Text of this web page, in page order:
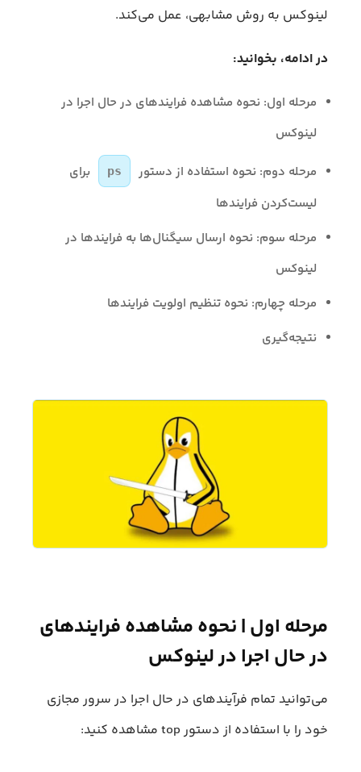
لینوکس به روش مشابهی، عمل می‌کند.
در ادامه، بخوانید:
مرحله اول: نحوه مشاهده فرایندهای در حال اجرا در
لینوکس
مرحله دوم: نحوه استفاده از دستور ps
برای
لیست‌کردن فرایندها
مرحله سوم: نحوه ارسال سیگنال‌ها به فرایندها در
لینوکس
مرحله چهارم: نحوه تنظیم اولویت فرایندها
نتیجه‌گیری
مرحله اول | نحوه مشاهده فرایندهای
در حال اجرا در لینوکس
می‌توانید تمام فرآیندهای در حال اجرا در سرور مجازی
خود را با استفاده از دستور top مشاهده کنید: